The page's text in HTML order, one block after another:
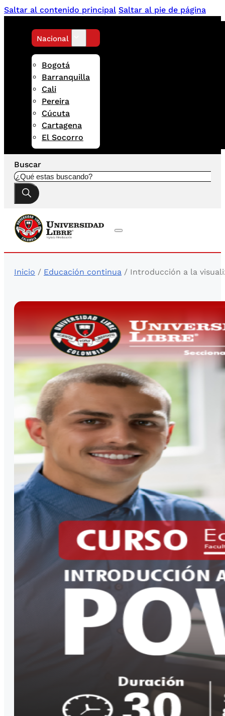
Saltar al contenido principal Saltar al pie de página
Nacional
Bogotá
Barranquilla
Cali
Pereira
Cúcuta
Cartagena
El Socorro
Buscar
Inicio / Educación continua / Introducción a la